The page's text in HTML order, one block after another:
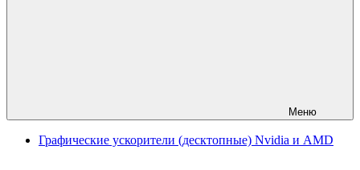
Меню
Графические ускорители (десктопные) Nvidia и AMD